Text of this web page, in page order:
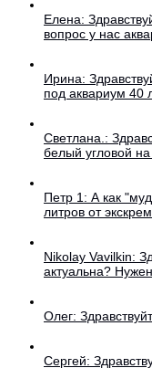
Елена:
вопрос у нас
Ирина:
под аквариум 40
Светлана.:
белый угловой
Петр 1: А как
литров от
Nikolay Vavilkin:
актуальна?
Олег:
Сергей: